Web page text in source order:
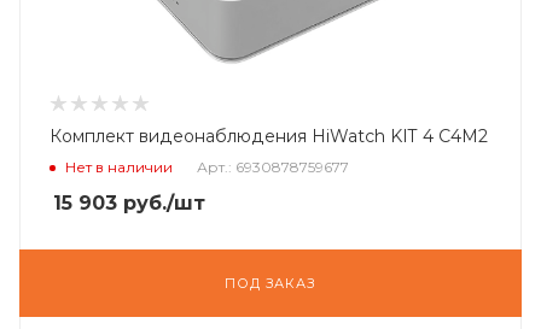
Комплект видеонаблюдения HiWatch KIT 4 C4M2
Нет в наличии Арт.: 6930878759677
15 903 руб./шт
ПОД ЗАКАЗ